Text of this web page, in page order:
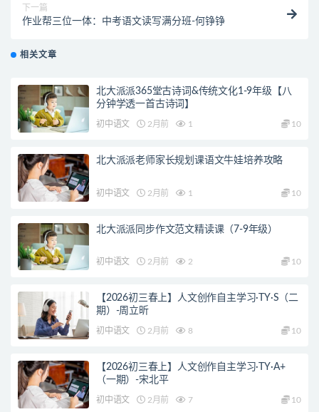
下一篇
作业帮三位一体：中考语文读写满分班-何铮铮
相关文章
北大派派365堂古诗词&传统文化1-9年级【八
分钟学透一首古诗词】
初中语文 2月前 1 10
北大派派老师家长规划课语文牛娃培养攻略
初中语文 2月前 1 10
北大派派同步作文范文精读课（7-9年级）
初中语文 2月前 2 10
【2026初三春上】人文创作自主学习·TY·S（二
期）-周立昕
初中语文 2月前 8 10
【2026初三春上】人文创作自主学习·TY·A+
（一期）-宋北平
初中语文 2月前 7 10